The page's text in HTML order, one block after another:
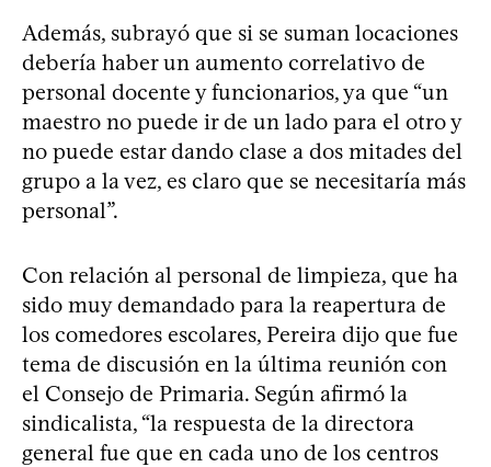
Además, subrayó que si se suman locaciones
debería haber un aumento correlativo de
personal docente y funcionarios, ya que “un
maestro no puede ir de un lado para el otro y
no puede estar dando clase a dos mitades del
grupo a la vez, es claro que se necesitaría más
personal”.
Con relación al personal de limpieza, que ha
sido muy demandado para la reapertura de
los comedores escolares, Pereira dijo que fue
tema de discusión en la última reunión con
el Consejo de Primaria. Según afirmó la
sindicalista, “la respuesta de la directora
general fue que en cada uno de los centros